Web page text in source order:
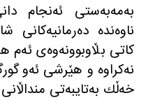
به‌مه‌به‌ستی ئه‌نجام
ناوه‌نده‌ ده‌رمانیه‌كانی
كاتی بڵاوبوونه‌وه‌ی ئه‌م
نه‌كراوه‌ و‌ هێرشی ئه‌و
خه‌ڵك به‌تایبه‌تی